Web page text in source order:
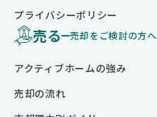
売る 売却をご検討の方へ
アクティブホームの強み
売却の流れ
プライバシーポリシー